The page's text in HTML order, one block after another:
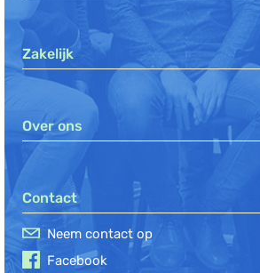
Zakelijk
Over ons
Contact
Neem contact op
Facebook